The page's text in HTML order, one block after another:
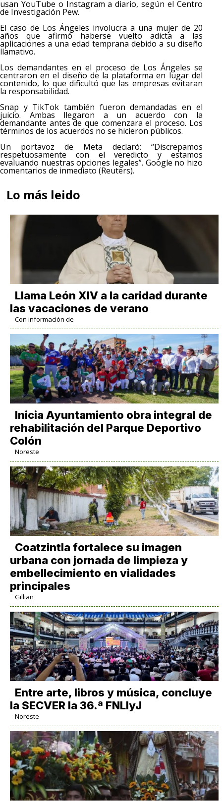
usan YouTube o Instagram a diario, según el Centro
de Investigación Pew.
El caso de Los Ángeles involucra a una mujer de 20
años que afirmó haberse vuelto adicta a las
aplicaciones a una edad temprana debido a su diseño
llamativo.
Los demandantes en el proceso de Los Ángeles se
centraron en el diseño de la plataforma en lugar del
contenido, lo que dificultó que las empresas evitaran
la responsabilidad.
Snap y TikTok también fueron demandadas en el
juicio. Ambas llegaron a un acuerdo con la
demandante antes de que comenzara el proceso. Los
términos de los acuerdos no se hicieron públicos.
Un portavoz de Meta declaró: “Discrepamos
respetuosamente con el veredicto y estamos
evaluando nuestras opciones legales”. Google no hizo
comentarios de inmediato (Reuters).
Lo más leido
Llama León XIV a la caridad durante
las vacaciones de verano
Con información de
Inicia Ayuntamiento obra integral de
rehabilitación del Parque Deportivo
Colón
Noreste
Coatzintla fortalece su imagen
urbana con jornada de limpieza y
embellecimiento en vialidades
principales
Gillian
Entre arte, libros y música, concluye
la SECVER la 36.ª FNLIyJ
Noreste